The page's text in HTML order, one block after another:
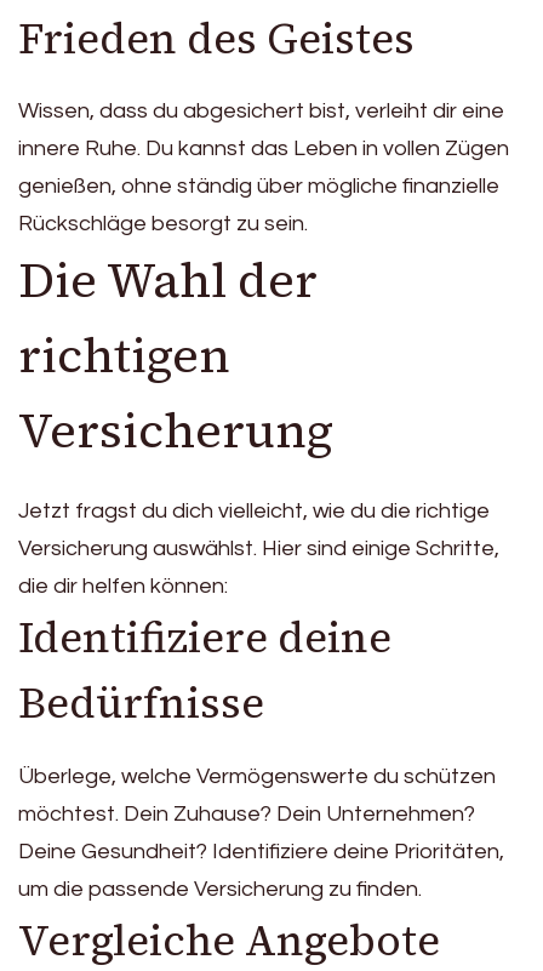
Frieden des Geistes
Wissen, dass du abgesichert bist, verleiht dir eine
innere Ruhe. Du kannst das Leben in vollen Zügen
genießen, ohne ständig über mögliche finanzielle
Rückschläge besorgt zu sein.
Die Wahl der
richtigen
Versicherung
Jetzt fragst du dich vielleicht, wie du die richtige
Versicherung auswählst. Hier sind einige Schritte,
die dir helfen können:
Identifiziere deine
Bedürfnisse
Überlege, welche Vermögenswerte du schützen
möchtest. Dein Zuhause? Dein Unternehmen?
Deine Gesundheit? Identifiziere deine Prioritäten,
um die passende Versicherung zu finden.
Vergleiche Angebote